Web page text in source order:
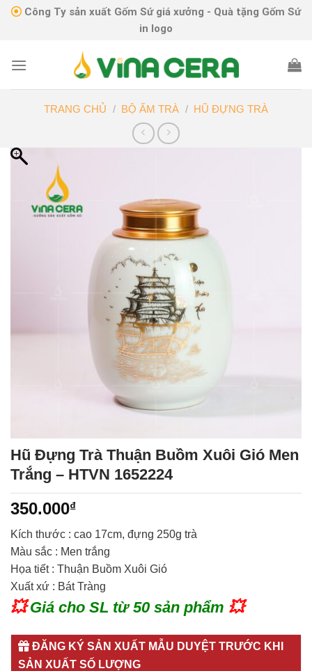
Skip Công Ty sản xuất Gốm Sứ giá xưởng - Quà tặng Gốm Sứ
in logo
TRANG CHỦ / BỘ ẤM TRÀ / HŨ ĐỰNG TRÀ
Hũ Đựng Trà Thuận Buồm Xuôi Gió Men
Trắng – HTVN 1652224
350.000₫
Kích thước : cao 17cm, đựng 250g trà
Màu sắc : Men trắng
Họa tiết : Thuận Buồm Xuôi Gió
Xuất xứ : Bát Tràng
💥Giá cho SL từ 50 sản phẩm 💥
ĐĂNG KÝ SẢN XUẤT MẪU DUYỆT TRƯỚC KHI
SẢN XUẤT SỐ LƯỢNG